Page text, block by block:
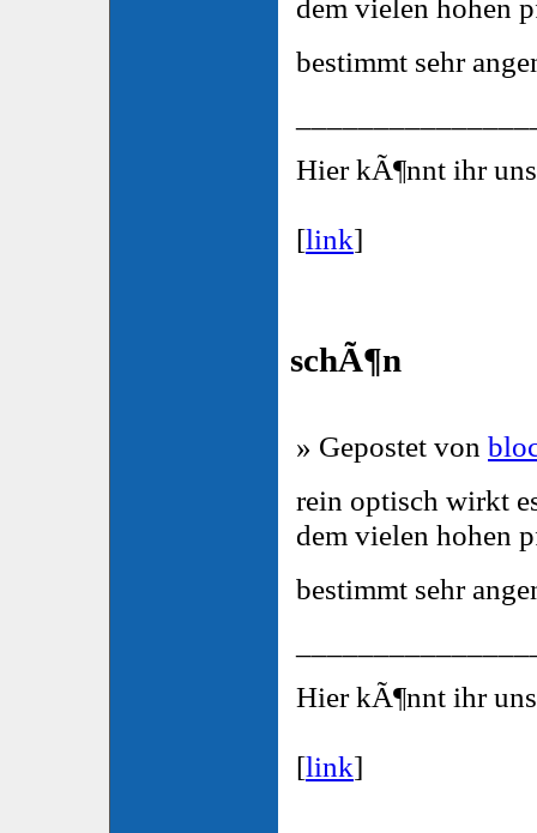
dem vielen hohen
bestimmt sehr
Hier kÃ¶nnt ihr
[link]
schÃ¶n
» Gepostet von
rein optisch wirkt
dem vielen hohen
bestimmt sehr
Hier kÃ¶nnt ihr
[link]